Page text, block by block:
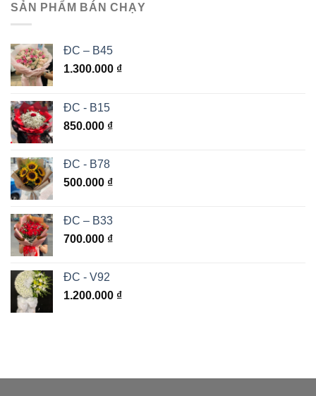
SẢN PHẨM BÁN CHẠY
ĐC – B45
1.300.000 ₫
ĐC - B15
850.000 ₫
ĐC - B78
500.000 ₫
ĐC – B33
700.000 ₫
ĐC - V92
1.200.000 ₫